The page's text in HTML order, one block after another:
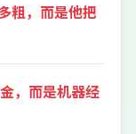
粗，而是他把
，而是机器经